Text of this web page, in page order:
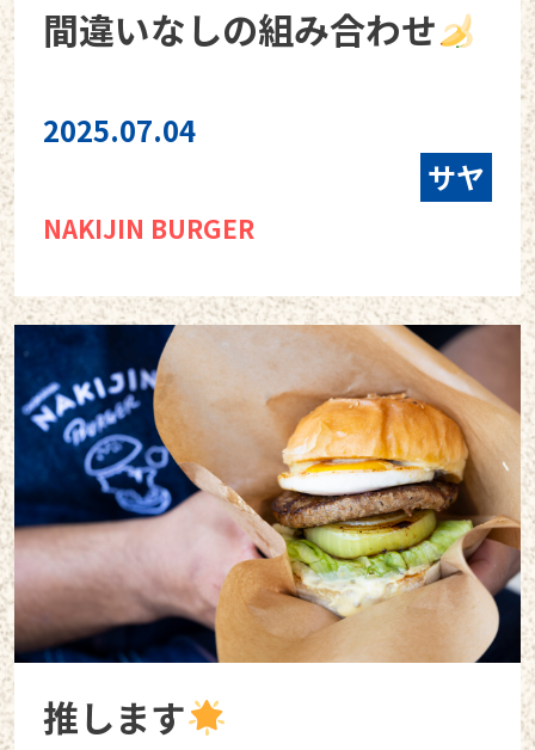
間違いなしの組み合わせ
2025.07.04
サヤ
NAKIJIN BURGER
推します